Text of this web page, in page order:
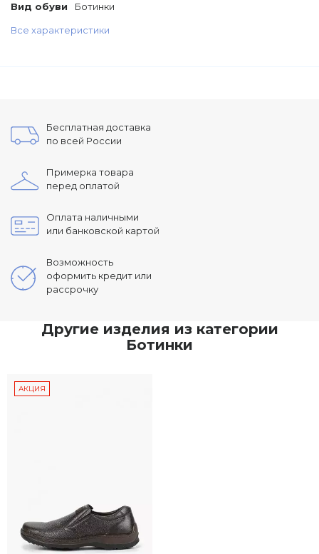
Вид обуви
Ботинки
Все характеристики
Бесплатная доставка
по всей России
Примерка товара
перед оплатой
Оплата наличными
или банковской картой
Возможность
оформить кредит или
рассрочку
Другие изделия из категории
Ботинки
АКЦИЯ